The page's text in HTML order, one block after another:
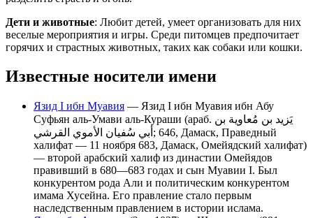
Дети и животные: Любит детей, умеет организовать для них
веселые мероприятия и игры. Среди питомцев предпочитает
горячих и страстных животных, таких как собаки или кошки.
Известные носители имени
Язид I ибн Муавия — Язид I ибн Муавия ибн Абу
Суфьян аль-Умави аль-Кураши (араб. يَزيد بن مُعاوية بن
أبي سُفيان الأموي القرشي‎; 646, Дамаск, Праведный
халифат — 11 ноября 683, Дамаск, Омейядский халифат)
— второй арабский халиф из династии Омейядов
правивший в 680—683 годах и сын Муавии I. Был
конкурентом рода Али и политическим конкурентом
имама Хусейна. Его правление стало первым
наследственным правлением в истории ислама.